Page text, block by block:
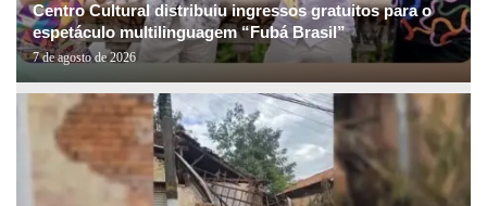
Centro Cultural distribuiu ingressos gratuitos para o
espetáculo multilinguagem “Fubá Brasil”
7 de agosto de 2026